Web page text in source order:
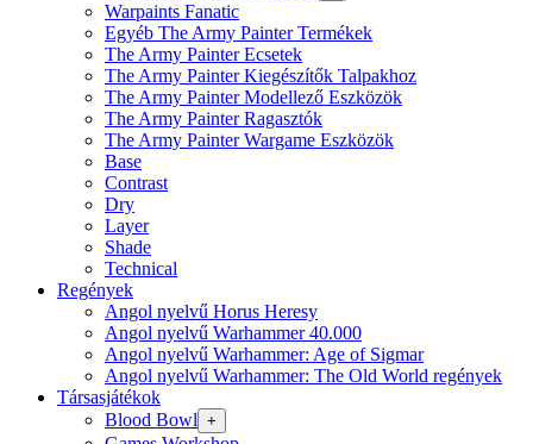
Warpaints Fanatic
Egyéb The Army Painter Termékek
The Army Painter Ecsetek
The Army Painter Kiegészítők Talpakhoz
The Army Painter Modellező Eszközök
The Army Painter Ragasztók
The Army Painter Wargame Eszközök
Base
Contrast
Dry
Layer
Shade
Technical
Regények
Angol nyelvű Horus Heresy
Angol nyelvű Warhammer 40.000
Angol nyelvű Warhammer: Age of Sigmar
Angol nyelvű Warhammer: The Old World regények
Társasjátékok
Blood Bowl +